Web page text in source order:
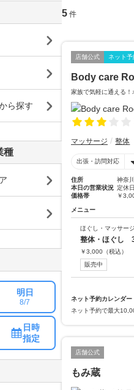
5 件
店舗公式 ネット
Body care
家族で気軽に通える！
マッサージ 整体
出張・訪問対応
住所
神奈
本日の営業状況 定休日
価格帯
￥
メニュー
ほぐし・マッサージ
整体・ほぐし
￥3,000 （税込）
販売中
ネット予約カレンダー
ネット予約で最大
店舗公式
もみ蔵
ら探す
種
明日
8/7
日時
指定